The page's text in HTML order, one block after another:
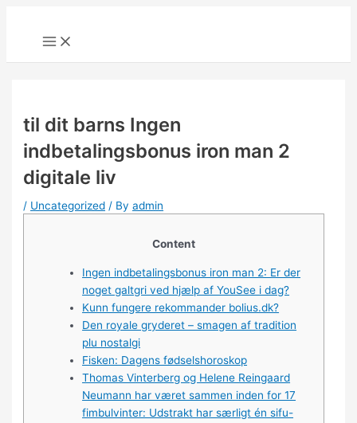
content
Main
Menu
til dit barns Ingen
indbetalingsbonus iron man 2
digitale liv
/ Uncategorized / Byadmin
Content
Ingen indbetalingsbonus iron man 2: Er der
noget galtgri ved hjælp af YouSee i dag?
Kunn fungere rekommander bolius.dk?
Den royale gryderet – smagen af tradition
plu nostalgi
Fisken: Dagens fødselshoroskop
Thomas Vinterberg og Helene Reingaard
Neumann har været sammen inden for 17
fimbulvinter: Udstrakt har særligt én sifu-